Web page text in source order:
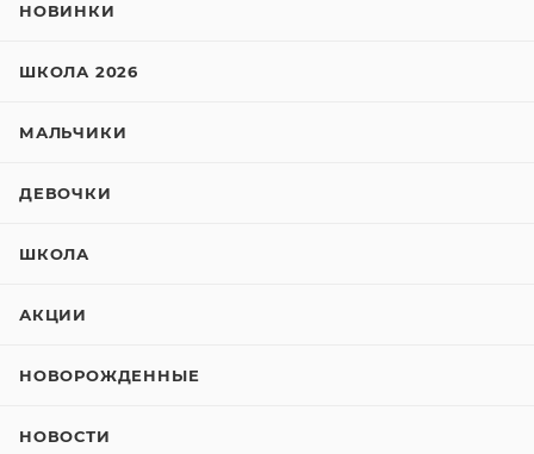
НОВИНКИ
ШКОЛА 2026
МАЛЬЧИКИ
ДЕВОЧКИ
ШКОЛА
АКЦИИ
НОВОРОЖДЕННЫЕ
НОВОСТИ